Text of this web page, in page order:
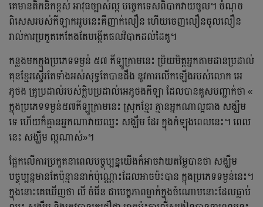
គេ​មាន​តិកនិក​ខ្ពស់ អាវុធ​​ច្បាស់​ល្អ​ បច្ចេកទេស​ពិបាក​វាយ​ចូល។ ចំណុច​
ពិសេស​របស់​កីឡាករ​​រូប​នេះ​គឺ​​ញាក់​លឿន ហើយ​ចេញ​​លឿន​ចូល​លឿន​
រាល់​កា​រប្រកួត​គេ​តែង​តែ​បង្កើត​ផល​វិបាក​ដល់​ដៃ​គូ។
​​​កន្លង​មក​​ក្នុង​ប្រភេទ​ទម្ងន់​ ៥៧ ​គីឡូក្រាម​នេះ ​ប្រិយមិត្ត​អ្នក​តាម​ដាន​ប្រដាល់​
គុនខ្មែរ​ស្ទើរ​តែ​ទាំង​អស់​​សុទ្ធ​តែ​បាន​ដឹង​​​ នូវ​ការ​លើ​ក​ឡើង​របស់​លោក​ អេ
ភូថង គ្រូ​ប្រដាល់​របស់​ក្លិប​ប្រដាល់​អេភូថង​​​កីឡា ដែល​​បាន​​គួស​បញ្ជាក់​ថា​ «
ក្នុង​ប្រភេទ​ទម្ងន់​៥៧​គីឡូ​ក្រាម​នេះ​ ​ស្រុក​ខ្មែរ​ គ្មាន​អ្នក​ណា​ល្អ​ជាង​ សង្ឃឹម​
ទេ ហើយ​ក៏​គ្មាន​អ្នក​ណា​វាយ​ឈ្នះ​ សង្ឃឹម​ ដែរ​ ក្នុង​កំឡុង​ពេលនេះ​។ ​ពេល​
នេះ​ សង្ឃឹម ល្អ​ណាស់​»។
​​​ផ្អែក​លើ​​កា​រប្រកួត​នា​ពេល​បច្ចុប្បន្ន​​យើង​ក៏​អាច​វាយ​តម្លៃ​បាន​ថា សង្ឃឹម
បច្ចុប្បន្ន​​​មាន​តែ​ប៉ុន្មាន​នាក់​ប៉ុណ្ណោះ​ដែល​អាច​ប៉ះ​បាន ​ក្នុង​ប្រភេទ​ទម្ងន់​នេះ​។​
ក្នុង​នោះ​​គេ​​ឃើញ​ថា លី ចំរើន ​ជា​បេក្ខភាព​ម្នាក់​ក្នុង​ចំណោម​នោះ​ដែល​ធ្លាប់​